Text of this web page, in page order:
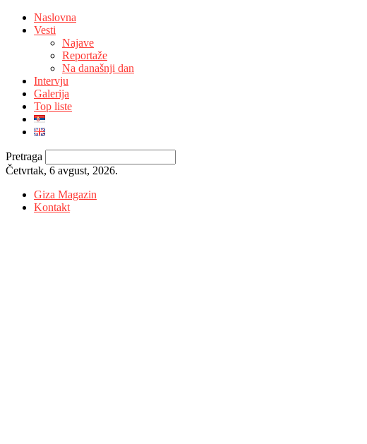
Naslovna
Vesti
Najave
Reportaže
Na današnji dan
Intervju
Galerija
Top liste
Pretraga
Četvrtak, 6 avgust, 2026.
Giza Magazin
Kontakt